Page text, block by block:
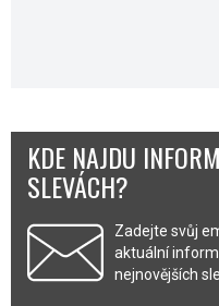
KDE NAJDU
SLEVÁCH?
Zadejte svůj
aktuální
nejnovějších